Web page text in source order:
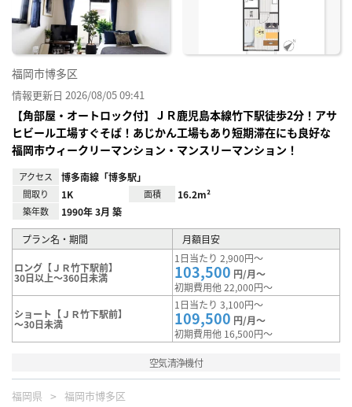
福岡市博多区
情報更新日 2026/08/05 09:41
【角部屋・オートロック付】ＪＲ鹿児島本線竹下駅徒歩2分！アサ
ヒビール工場すぐそば！あじかん工場もあり短期滞在にも良好な
福岡市ウィークリーマンション・マンスリーマンション！
アクセス 博多南線「博多駅」
間取り 1K 面積 16.2m²
築年数 1990年 3月 築
プラン名・期間 月額目安
ロング【ＪＲ竹下駅前】
30日以上～360日未満
1日当たり 2,900円～
103,500 円/月～
初期費用他 22,000円～
ショート【ＪＲ竹下駅前】
～30日未満
1日当たり 3,100円～
109,500 円/月～
初期費用他 16,500円～
空気清浄機付
福岡県 福岡市博多区